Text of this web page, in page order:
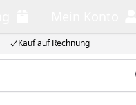
Kauf auf Rechnung